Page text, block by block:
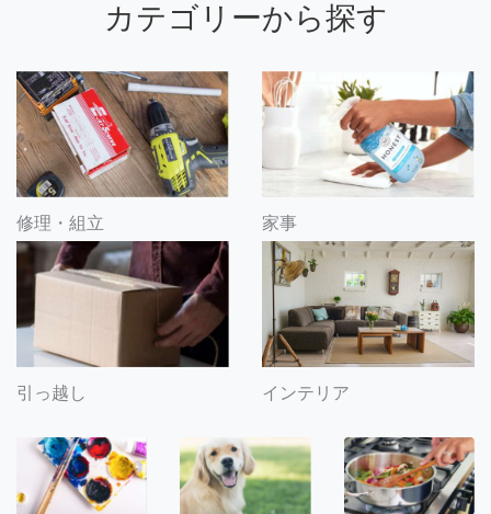
カテゴリーから探す
修理・組立 家事
引っ越し インテリア